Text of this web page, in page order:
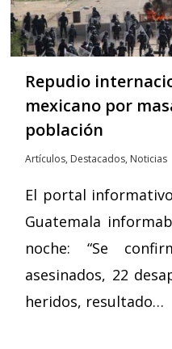
Repudio
mexicano por
población
Artículos, Destacados, Noticias
El portal
Guatemala
noche: “Se
asesinados, 22
heridos, resultado…